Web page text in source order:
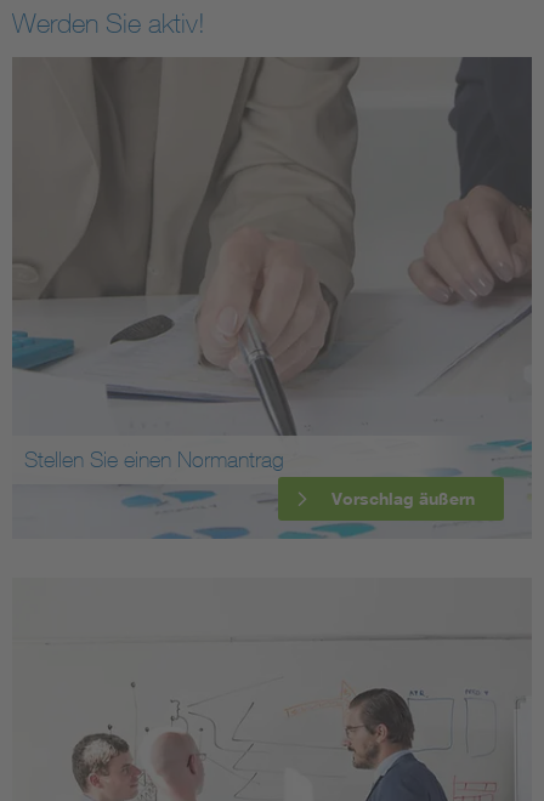
Werden Sie aktiv!
Stellen Sie einen Normantrag
Vorschlag äußern